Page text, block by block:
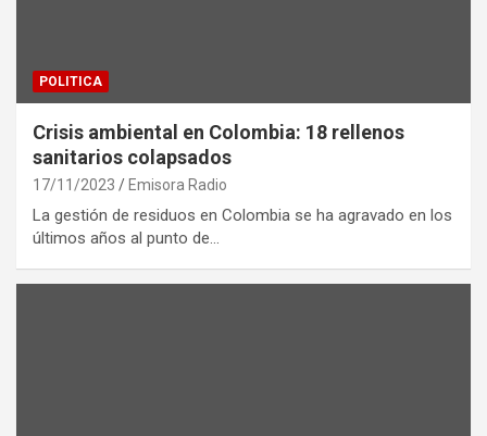
POLITICA
Crisis ambiental en Colombia: 18 rellenos
sanitarios colapsados
17/11/2023 Emisora Radio
La gestión de residuos en Colombia se ha agravado en los
últimos años al punto de…